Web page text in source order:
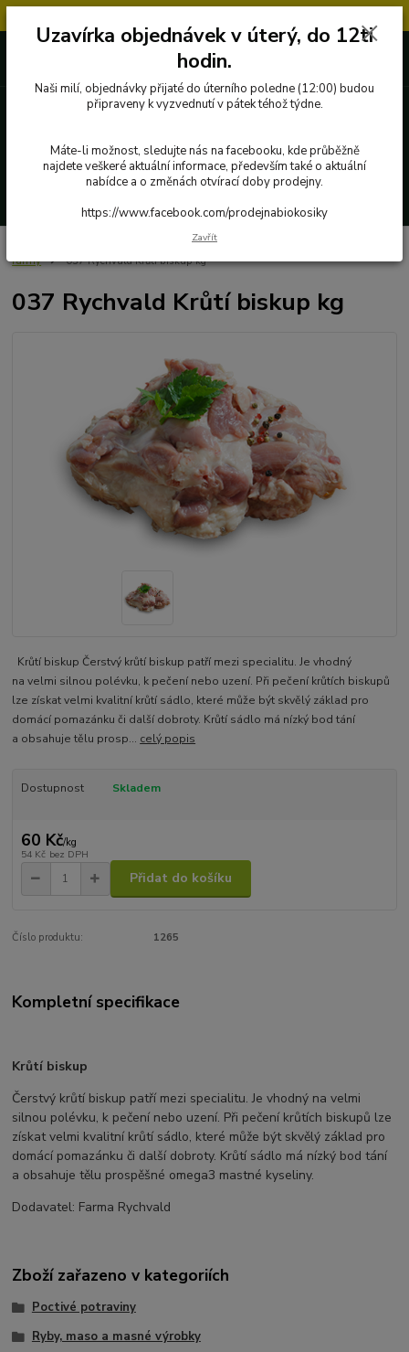
727 862 655, 737 283 505
Ryby, maso a masné výrobky
farmy
037 Rychvald Krůtí biskup kg
037 Rychvald Krůtí biskup kg
Krůtí biskup Čerstvý krůtí biskup patří mezi specialitu. Je vhodný
na velmi silnou polévku, k pečení nebo uzení. Při pečení krůtích biskupů
lze získat velmi kvalitní krůtí sádlo, které může být skvělý základ pro
domácí pomazánku či další dobroty. Krůtí sádlo má nízký bod tání
a obsahuje tělu prosp... celý popis
Dostupnost Skladem
60 Kč/kg
54 Kč bez DPH
Přidat do košíku
Číslo produktu: 1265
Kompletní specifikace
Krůtí biskup
Čerstvý krůtí biskup patří mezi specialitu. Je vhodný na velmi
silnou polévku, k pečení nebo uzení. Při pečení krůtích biskupů lze
získat velmi kvalitní krůtí sádlo, které může být skvělý základ pro
domácí pomazánku či další dobroty. Krůtí sádlo má nízký bod tání
a obsahuje tělu prospěšné omega3 mastné kyseliny.
Dodavatel: Farma Rychvald
Zboží zařazeno v kategoriích
Poctivé potraviny
Ryby, maso a masné výrobky
Uzavírka objednávek v úterý, do 12ti
hodin.
Naši milí, objednávky přijaté do úterního poledne (12:00) budou
připraveny k vyzvednutí v pátek téhož týdne.
Máte-li možnost, sledujte nás na facebooku, kde průběžně
najdete veškeré aktuální informace, především také o aktuální
nabídce a o změnách otvírací doby prodejny.
https://www.facebook.com/prodejnabiokosiky
Zavřít